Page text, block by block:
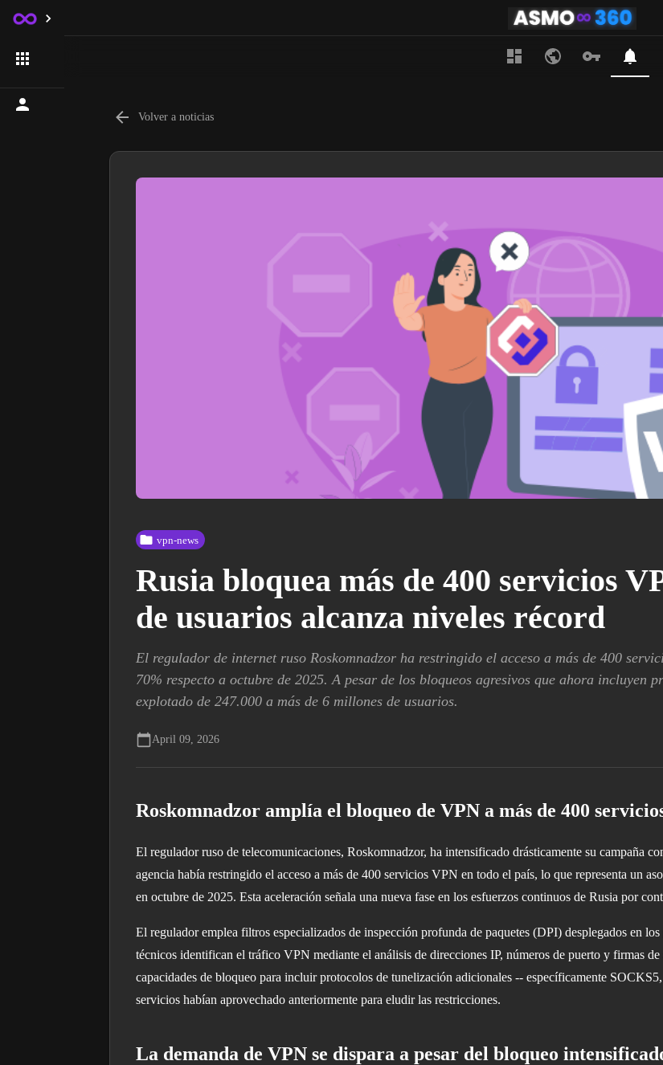
Volver a noticias
vpn-news
Rusia bloquea más de 400 servicios
de usuarios alcanza niveles récord
El regulador de internet ruso Roskomnadzor ha restringido el acceso a más de 400
70% respecto a octubre de 2025. A pesar de los bloqueos agresivos que ahora incluyen
explotado de 247.000 a más de 6 millones de usuarios.
April 09, 2026
Roskomnadzor amplía el bloqueo de VPN a más de 400
El regulador ruso de telecomunicaciones, Roskomnadzor, ha intensificado drásticamente su campaña
agencia había restringido el acceso a más de 400 servicios VPN en todo el país, lo que representa un
en octubre de 2025. Esta aceleración señala una nueva fase en los esfuerzos continuos de Rusia por
El regulador emplea filtros especializados de inspección profunda de paquetes (DPI) desplegados en
técnicos identifican el tráfico VPN mediante el análisis de direcciones IP, números de puerto y firmas
capacidades de bloqueo para incluir protocolos de tunelización adicionales -- específicamente
servicios habían aprovechado anteriormente para eludir las restricciones.
La demanda de VPN se dispara a pesar del bloqueo